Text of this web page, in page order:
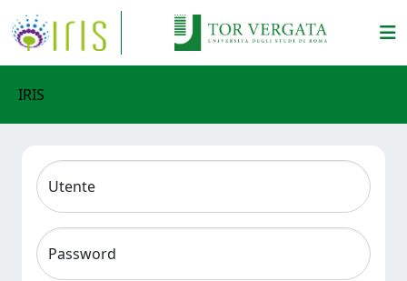
IRIS
Utente
Password